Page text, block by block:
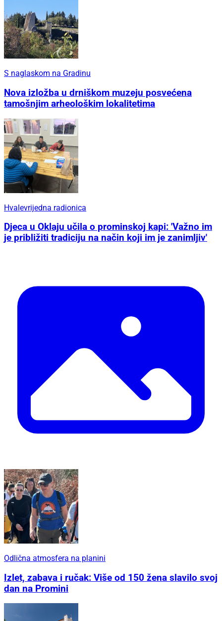
S naglaskom na Gradinu
Nova izložba u drniškom muzeju posvećena
tamošnjim arheološkim lokalitetima
Hvalevrijedna radionica
Djeca u Oklaju učila o prominskoj kapi: 'Važno im
je približiti tradiciju na način koji im je zanimljiv'
Odlična atmosfera na planini
Izlet, zabava i ručak: Više od 150 žena slavilo svoj
dan na Promini